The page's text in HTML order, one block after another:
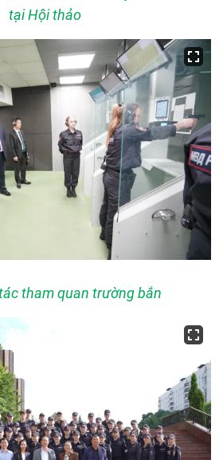
tại Hội thảo
tham quan trường bắn